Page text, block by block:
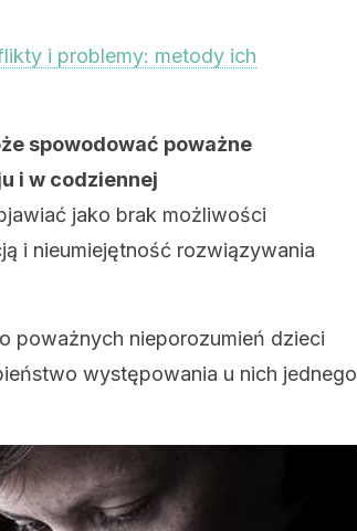
i problemy: metody ich
spowodować poważne
i w codziennej
jako brak możliwości
i nieumiejętność rozwiązywania
poważnych nieporozumień dzieci
występowania u nich jednego